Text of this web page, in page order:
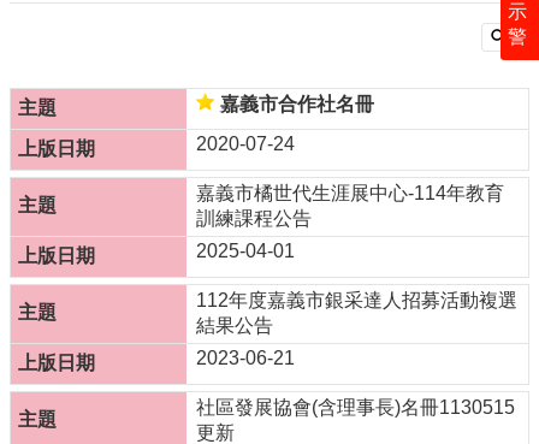
本
處
最
新
消
息
為
民
服
務
資
示
警
嘉義市合作社名冊
2020-07-24
嘉義市橘世代生涯展中心-114年教育
訓練課程公告
2025-04-01
112年度嘉義市銀采達人招募活動複選
結果公告
2023-06-21
社區發展協會(含理事長)名冊1130515
更新